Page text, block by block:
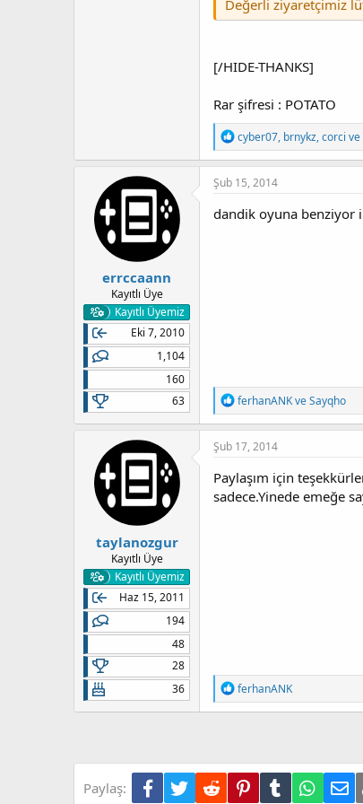
Değerli ziyaretçimiz
[/HIDE-THANKS]
Rar şifresi : POTATO
T
e
p
k
e
cyber07, brnykz,corci
errccaann
Kayıtlı Üye
Kayıtlı Üyemiz
Eki 7, 2010
1,104
160
63
Şub 15, 2014
dandik oyuna benziyor
T
e
p
k
l
e
r
ferhanANKveSayqho
taylanozgur
Kayıtlı Üye
Kayıtlı Üyemiz
Haz 15, 2011
194
48
28
36
Şub 17, 2014
Paylaşım için
sadece.Yinede emeğe
T
e
p
e
r
ferhanANK
Paylaş: Facebook
TwitterReddit PinterestTumblr E-